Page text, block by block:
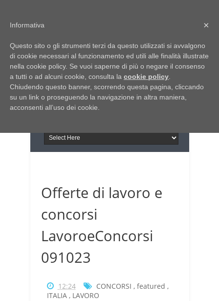
Italia Notizie
Giornale di Basilicata
Giornale di Puglia
INFORMAPUGLIA
Il portale n.1 del lavoro
in Puglia
Offerte di lavoro e
concorsi
LavoroeConcorsi
091023
12:24 CONCORSI , featured ,
ITALIA, LAVORO
×
Informativa
Questo sito o gli strumenti terzi da questo utilizzati si avvalgono
di cookie necessari al funzionamento ed utili alle finalità illustrate
nella cookie policy. Se vuoi saperne di più o negare il consenso
a tutti o ad alcuni cookie, consulta la cookie policy
Chiudendo questo banner, scorrendo questa pagina, cliccando
su un link o proseguendo la navigazione in altra maniera,
acconsenti all’uso dei cookie.